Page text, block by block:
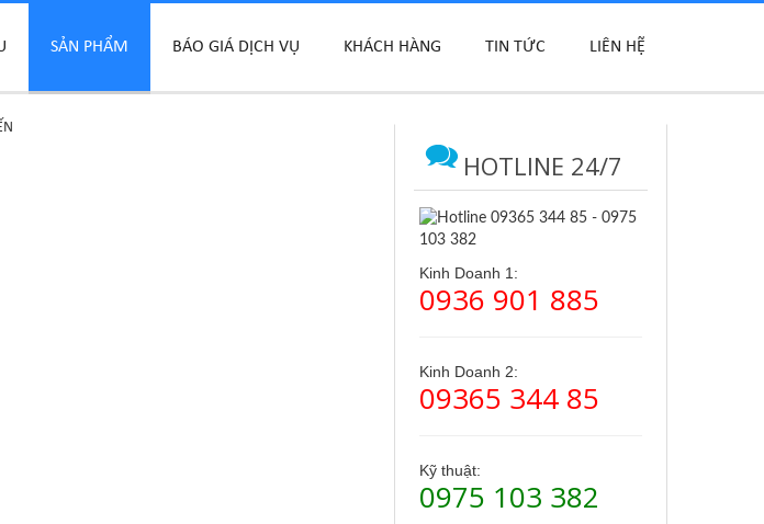
SẢN PHẨM BÁO GIÁ DỊCH VỤ KHÁCH HÀNG TIN TỨC LIÊN HỆ
HOTLINE 24/7
Kinh Doanh 1:
0936 901 885
Kinh Doanh 2:
09365 344 85
Kỹ thuật:
0975 103 382